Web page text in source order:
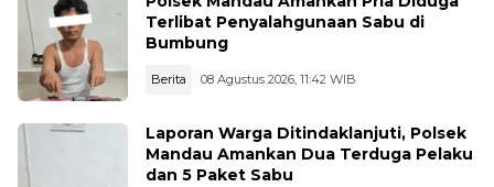
Terlibat Penyalahgunaan Sabu di
Bumbung
Berita 08 Agustus 2026, 11:42 WIB
Laporan Warga Ditindaklanjuti, Polsek
Mandau Amankan Dua Terduga Pelaku
dan 5 Paket Sabu